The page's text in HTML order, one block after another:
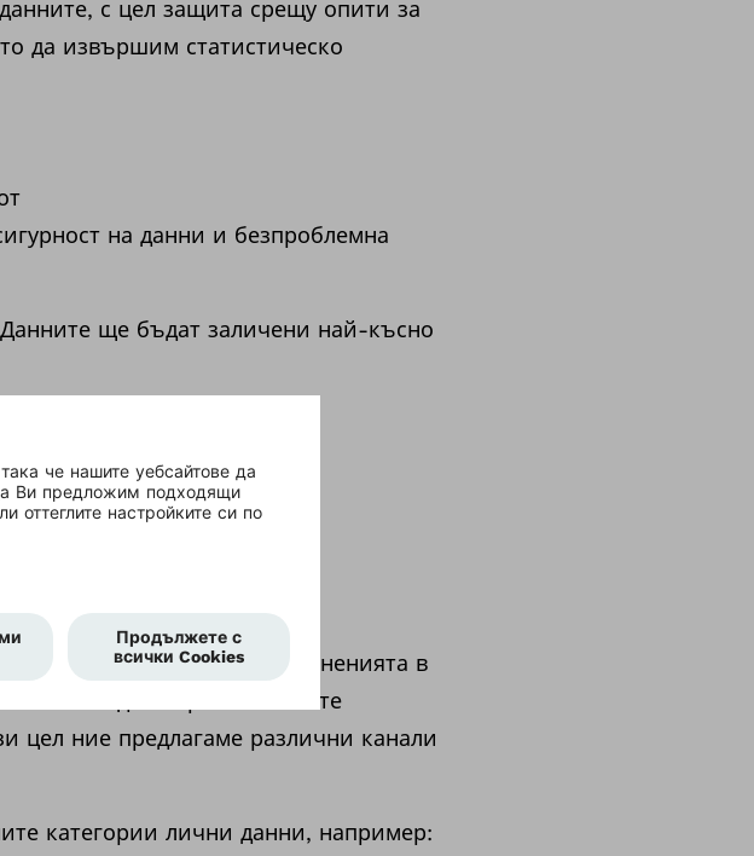
с цел защита срещу опити за
да извършим статистическо
на данни и безпроблемна
ще бъдат заличени най-късно
и краен отговор чрез бясненията в
да изпратите своите
цел ние предлагаме различни канали
категории лични данни, например: